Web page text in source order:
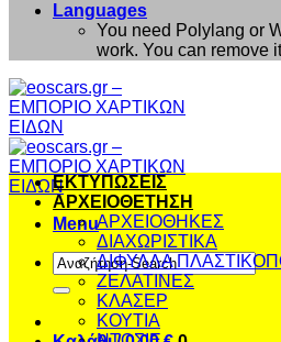
Languages
You need Polylang or
work. You can remove
Menu
Αναζήτηση
για:
ΕΚΤΥΠΩΣΕΙΣ
ΑΡΧΕΙΟΘΕΤΗΣΗ
ΑΡΧΕΙΟΘΗΚΕΣ
ΔΙΑΧΩΡΙΣΤΙΚΑ
ΔΙΦΥΛΛΑ
ΖΕΛΑΤΙΝΕΣ
ΚΛΑΣΕΡ
ΚΟΥΤΙΑ